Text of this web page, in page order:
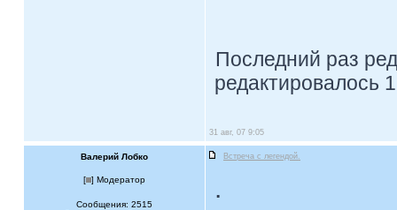
Последний раз
редактировалось
31 авг, 07 9:05
Валерий Лобко Встреча с легендой.
[ ] Модератор
Сообщения: 2515
.